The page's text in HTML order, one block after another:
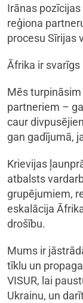
Irānas
reģiona
procesu Sīrijas
Āfrika ir svarīgs
Mēs
partneriem –
caur
gan gadījumā,
Krievijas
atbalsts
grupējumiem,
eskalācija
drošību.
Mums ir
tīklu un
VISUR, lai
Ukrainu, un